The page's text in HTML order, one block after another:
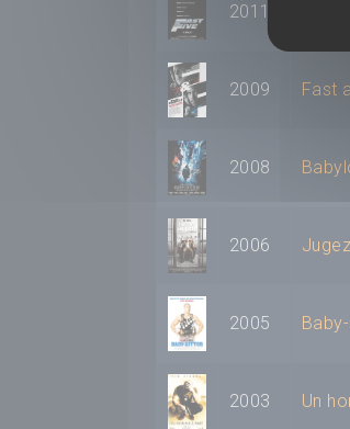
2011
2009 Fast
2008
2006
2005
2003 Un